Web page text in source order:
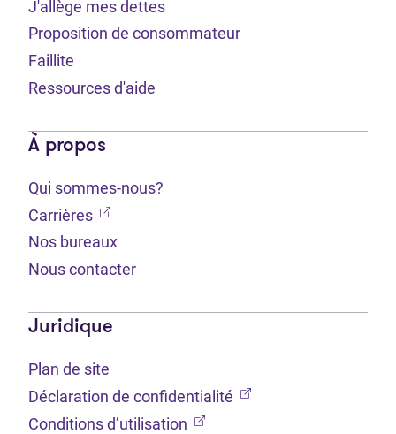
J'allège mes dettes
Proposition de consommateur
Faillite
Ressources d'aide
À propos
Qui sommes-nous?
Carrières (Ouvre dans un nouvel onglet)
Nos bureaux
Nous contacter
Juridique
Plan de site
Déclaration de confidentialité (Ouvre dans un
Conditions d’utilisation (Ouvre dans un nouvel